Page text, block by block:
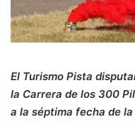
El Turismo Pista
la Carrera de los 300
a la séptima fecha de